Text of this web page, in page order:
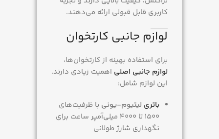
کاربری قابل قبولی ارائه می‌دهند.
لوازم جانبی کارتخوان
برای استفاده بهینه از کارتخوان‌ها،
لوازم جانبی اصلی اهمیت زیادی دارند.
این لوازم شامل:
باتری لیتیوم-یونی با ظرفیت‌های
۱۵۰۰ تا ۴۰۰۰ میلی‌آمپر ساعت برای
نگهداری شارژ طولانی